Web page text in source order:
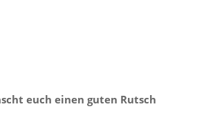
euch einen guten Rutsch